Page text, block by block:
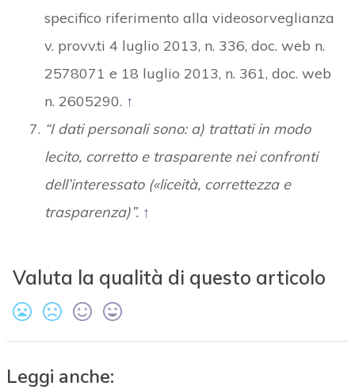
specifico riferimento alla videosorveglianza
v. provv.ti 4 luglio 2013, n. 336, doc. web n.
2578071 e 18 luglio 2013, n. 361, doc. web
n. 2605290. ↑
“I dati personali sono: a) trattati in modo
lecito, corretto e trasparente nei confronti
dell’interessato («liceità, correttezza e
trasparenza)”. ↑
Valuta la qualità di questo articolo
Leggi anche: